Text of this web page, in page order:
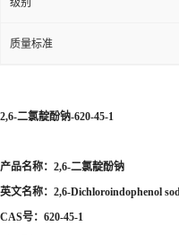
级别
质量标准
2,6-二氯靛酚钠-620-45-1
产品名称：2,6-二氯靛酚钠
英文名称：2,6-Dichloroindophenol
CAS号：620-45-1